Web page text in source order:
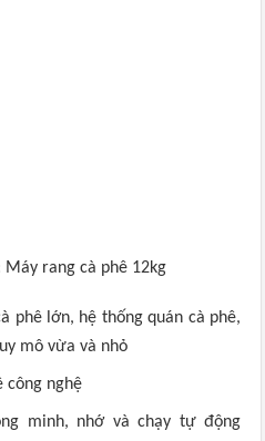
Máy rang cà phê 12kg
phê lớn, hệ thống quán cà phê,
mô vừa và nhỏ
công nghệ
minh, nhớ và chạy tự động